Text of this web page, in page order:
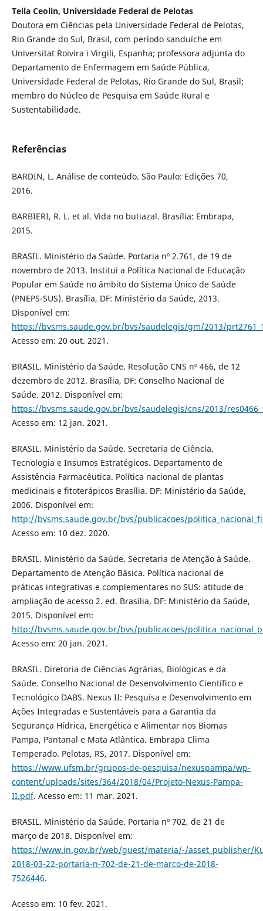
Teila Ceolin, Universidade Federal de Pelotas
Doutora em Ciências pela Universidade Federal de Pelotas,
Rio Grande do Sul, Brasil, com período sanduíche em
Universitat Roivira i Virgili, Espanha; professora adjunta do
Departamento de Enfermagem em Saúde Pública,
Universidade Federal de Pelotas, Rio Grande do Sul, Brasil;
membro do Núcleo de Pesquisa em Saúde Rural e
Sustentabilidade.
Referências
BARDIN, L. Análise de conteúdo. São Paulo: Edições 70,
2016.
BARBIERI, R. L. et al. Vida no butiazal. Brasília: Embrapa,
2015.
BRASIL. Ministério da Saúde. Portaria nº 2.761, de 19 de
novembro de 2013. Institui a Política Nacional de Educação
Popular em Saúde no âmbito do Sistema Único de Saúde
(PNEPS-SUS). Brasília, DF: Ministério da Saúde, 2013.
Disponível em:
https://bvsms.saude.gov.br/bvs/saudelegis/gm/2013/
Acesso em: 20 out. 2021.
BRASIL. Ministério da Saúde. Resolução CNS nº 466, de 12
dezembro de 2012. Brasília, DF: Conselho Nacional de
Saúde. 2012. Disponível em:
https://bvsms.saude.gov.br/bvs/saudelegis/cns/2013/
Acesso em: 12 jan. 2021.
BRASIL. Ministério da Saúde. Secretaria de Ciência,
Tecnologia e Insumos Estratégicos. Departamento de
Assistência Farmacêutica. Política nacional de plantas
medicinais e fitoterápicos Brasília. DF: Ministério da Saúde,
2006. Disponível em:
http://bvsms.saude.gov.br/bvs/publicacoes/
Acesso em: 10 dez. 2020.
BRASIL. Ministério da Saúde. Secretaria de Atenção à Saúde.
Departamento de Atenção Básica. Política nacional de
práticas integrativas e complementares no SUS: atitude de
ampliação de acesso 2. ed. Brasília, DF: Ministério da Saúde,
2015. Disponível em:
http://bvsms.saude.gov.br/bvs/publicacoes/
Acesso em: 20 jan. 2021.
BRASIL. Diretoria de Ciências Agrárias, Biológicas e da
Saúde. Conselho Nacional de Desenvolvimento Científico e
Tecnológico DABS. Nexus II: Pesquisa e Desenvolvimento em
Ações Integradas e Sustentáveis para a Garantia da
Segurança Hídrica, Energética e Alimentar nos Biomas
Pampa, Pantanal e Mata Atlântica. Embrapa Clima
Temperado. Pelotas, RS, 2017. Disponível em:
https://www.ufsm.br/grupos-de-pesquisa/nexuspampa/wp-
content/uploads/sites/364/2018/04/Projeto-Nexus-Pampa-
II.pdf. Acesso em: 11 mar. 2021.
BRASIL. Ministério da Saúde. Portaria nº 702, de 21 de
março de 2018. Disponível em:
https://www.in.gov.br/web/guest/materia/-/asset_publisher/
2018-03-22-portaria-n-702-de-21-de-marco-de-2018-
7526446.
Acesso em: 10 fev. 2021.